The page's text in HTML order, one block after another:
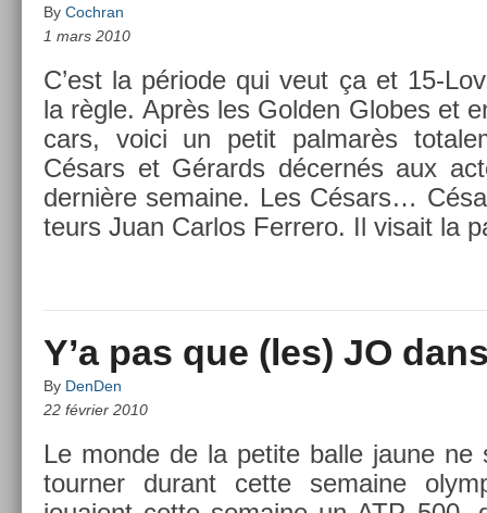
By Cochran
1 mars 2010
C’est la période qui veut ça et 15-
la règle. Après les Gold­en Globes et
cars, voici un petit pal­marès
Césars et Gérards décernés aux
dernière semaine. Les Césars…
teurs Juan Car­los Fer­rero. Il visait la
Y’a pas que (les) JO
By DenDen
22 février 2010
Le monde de la petite balle jaune ne
tourn­er durant cette semaine